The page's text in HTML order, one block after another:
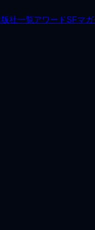
社一覧アワードSFマガ